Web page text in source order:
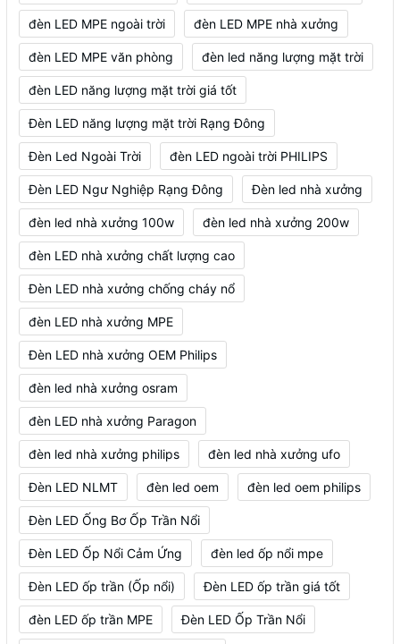
đèn LED MPE ngoài trời đèn LED MPE nhà xưởng
đèn LED MPE văn phòng đèn led năng lượng mặt trời
đèn LED năng lượng mặt trời giá tốt
Đèn LED năng lượng mặt trời Rạng Đông
Đèn Led Ngoài Trời đèn LED ngoài trời PHILIPS
Đèn LED Ngư Nghiệp Rạng Đông Đèn led nhà xưởng
đèn led nhà xưởng 100w đèn led nhà xưởng 200w
đèn LED nhà xưởng chất lượng cao
Đèn LED nhà xưởng chống cháy nổ
đèn LED nhà xưởng MPE
Đèn LED nhà xưởng OEM Philips
đèn led nhà xưởng osram
đèn LED nhà xưởng Paragon
đèn led nhà xưởng philips đèn led nhà xưởng ufo
Đèn LED NLMT đèn led oem đèn led oem philips
Đèn LED Ống Bơ Ốp Trần Nổi
Đèn LED Ốp Nổi Cảm Ứng đèn led ốp nổi mpe
Đèn LED ốp trần (Ốp nổi) Đèn LED ốp trần giá tốt
đèn LED ốp trần MPE Đèn LED Ốp Trần Nổi